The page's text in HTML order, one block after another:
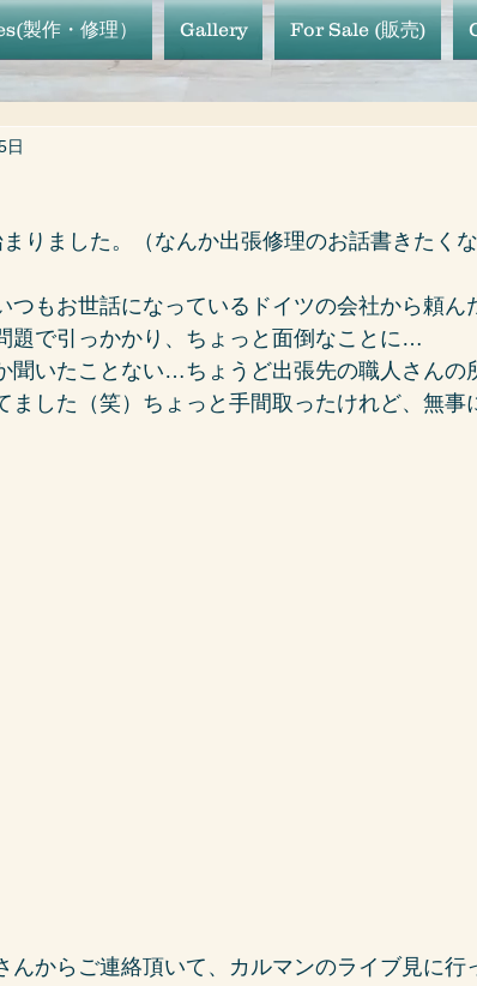
製作・修理） Gallery For Sale (販売)
日
りました。（なんか出張修理のお話書きたく
つもお世話になっているドイツの会社から頼
題で引っかかり、ちょっと面倒なことに…
聞いたことない…ちょうど出張先の職人さんの
ました（笑）ちょっと手間取ったけれど、無事
んからご連絡頂いて、カルマンのライブ見に行